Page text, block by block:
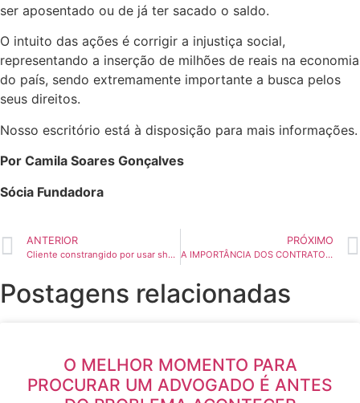
ser aposentado ou de já ter sacado o saldo.
O intuito das ações é corrigir a injustiça social,
representando a inserção de milhões de reais na economia
do país, sendo extremamente importante a busca pelos
seus direitos.
Nosso escritório está à disposição para mais informações.
Por Camila Soares Gonçalves
Sócia Fundadora
ANTERIOR
Cliente constrangido por usar shorts no Terraço Itália será indenizado
PRÓXIMO
A IMPORTÂNCIA DOS CONTRATOS ACESSÍVEIS
Postagens relacionadas
O MELHOR MOMENTO PARA
PROCURAR UM ADVOGADO É ANTES